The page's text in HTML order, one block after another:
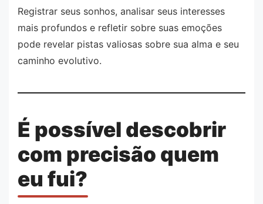
Registrar seus sonhos, analisar seus interesses
mais profundos e refletir sobre suas emoções
pode revelar pistas valiosas sobre sua alma e seu
caminho evolutivo.
É possível descobrir
com precisão quem
eu fui?